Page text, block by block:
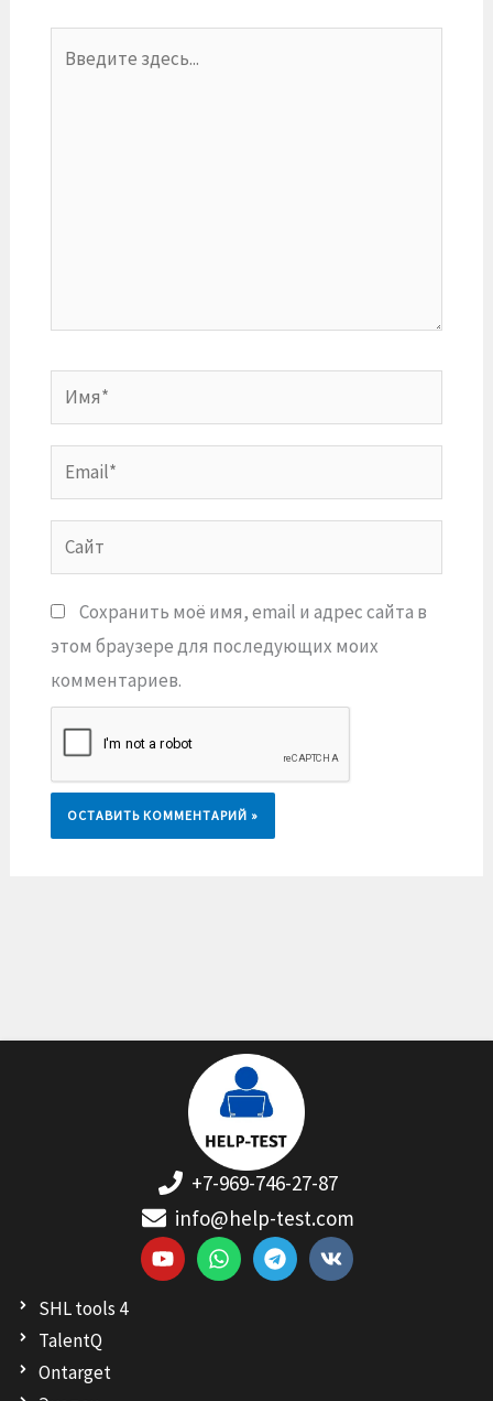
здесь...
Имя*
Email*
Сайт
Сохранить моё имя, email и адрес сайта в
этом браузере для последующих моих
комментариев.
SHL tools 4
TalentQ
Ontarget
+7-969-746-27-87
info@help-test.com
Y
o
W
h
T
e
V
k